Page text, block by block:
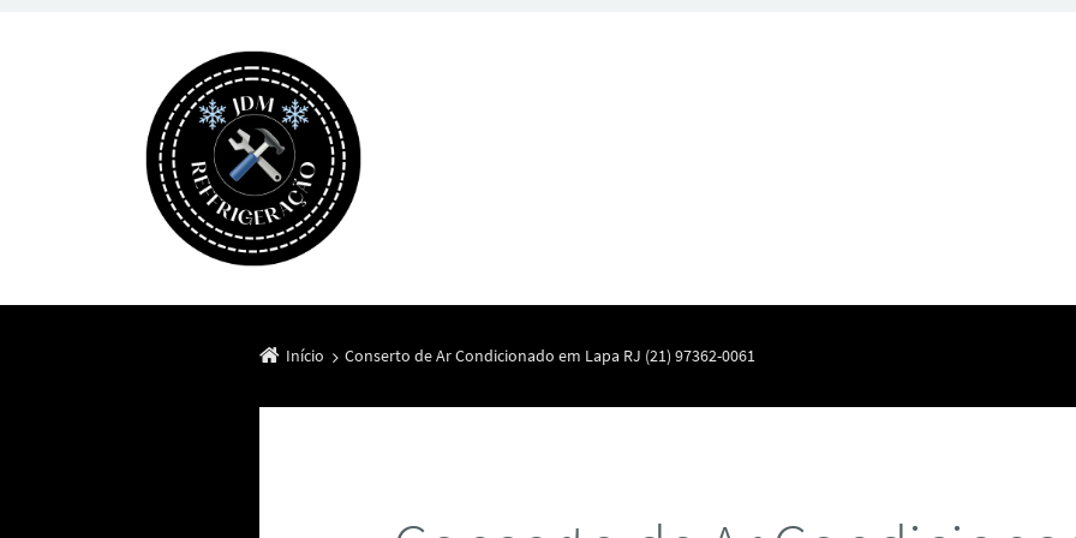
Início Conserto de Ar Condicionado em Lapa RJ (21) 97362-0061